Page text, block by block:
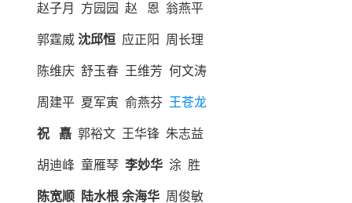
赵子月 方园园 赵 恩 翁燕平
郭霆威沈邱恒 应正阳 周长理
陈维庆 舒玉春 王维芳 何文涛
周建平 夏军寅 俞燕芬 王苍龙
祝 嚞 郭裕文 王华锋 朱志益
胡迪峰 童雁琴 李妙华 涂 胜
陈宽顺 陆水根余海华 周俊敏